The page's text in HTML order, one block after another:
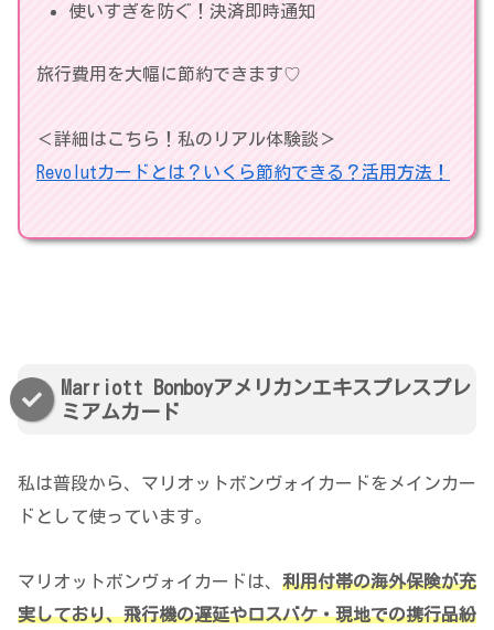
使いすぎを防ぐ！決済即時通知
旅行費用を大幅に節約できます♡
＜詳細はこちら！私のリアル体験談＞
Revolutカードとは？いくら節約できる？活用方法！
Marriott Bonboyアメリカンエキスプレスプレ
ミアムカード
私は普段から、マリオットボンヴォイカードをメインカー
ドとして使っています。
マリオットボンヴォイカードは、 利用付帯の海外保険が充
実しており、飛行機の遅延やロスバケ・現地での携行品紛